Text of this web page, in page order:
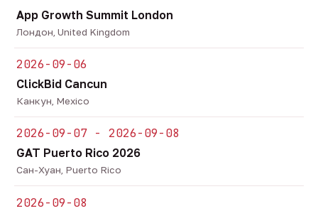
App Growth Summit London
Лондон, United Kingdom
2026-09-06
ClickBid Cancun
Канкун, Mexico
2026-09-07 - 2026-09-08
GAT Puerto Rico 2026
Сан-Хуан, Puerto Rico
2026-09-08